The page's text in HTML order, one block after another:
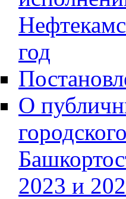
год
О
2023 и